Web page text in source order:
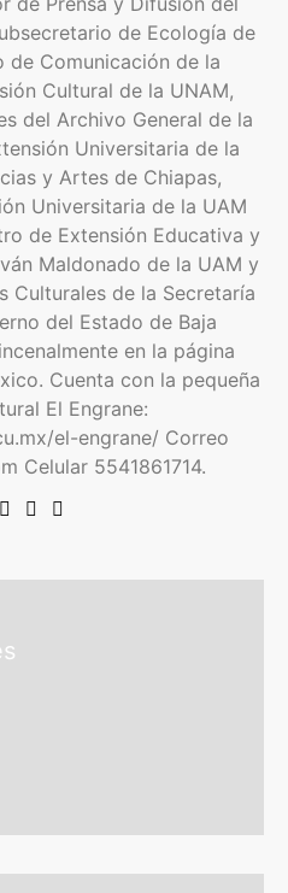
de Ecología de
de Comunicación de la
Cultural de la UNAM,
del Archivo General de la
Universitaria de la
y Artes de Chiapas,
Universitaria de la UAM
de Extensión Educativa y
Maldonado de la UAM y
Culturales de la Secretaría
del Estado de Baja
en la página
Cuenta con la pequeña
El Engrane:
el-engrane/ Correo
Celular 5541861714.